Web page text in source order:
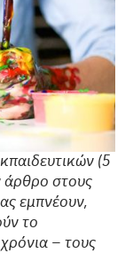
(5
άρθρο στους
εμπνέουν,
το
– τους